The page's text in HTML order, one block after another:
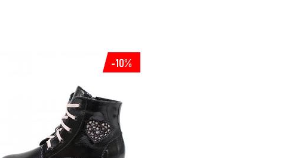
-10%